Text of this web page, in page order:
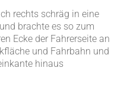
rechts schräg in eine
brachte es so zum
Ecke der Fahrerseite an
und Fahrbahn und
hinaus